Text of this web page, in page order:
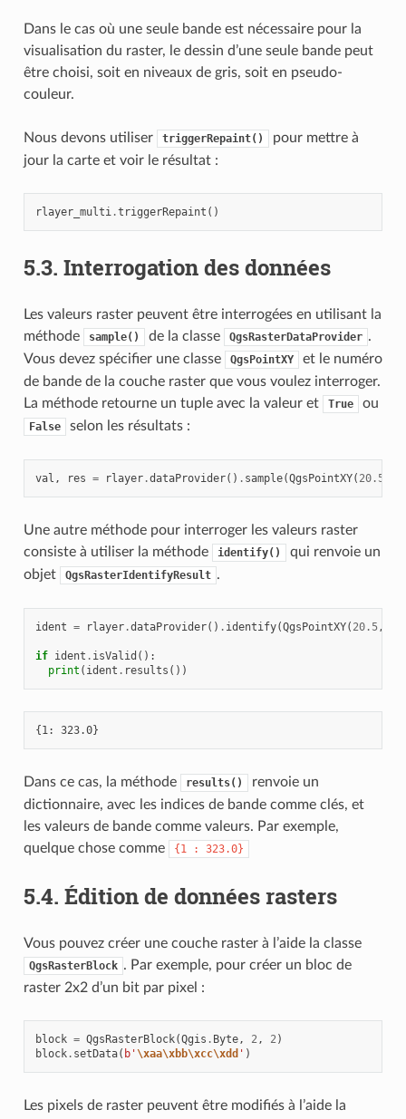
Dans le cas où une seule bande est nécessaire pour la
visualisation du raster, le dessin d’une seule bande peut
être choisi, soit en niveaux de gris, soit en pseudo-
couleur.
Nous devons utiliser triggerRepaint()
pour mettre à
jour la carte et voir le résultat :
rlayer_multi.triggerRepaint ()
5.3. Interrogation des données
Les valeurs raster peuvent être interrogées en utilisant la
méthode
sample() de la classe QgsRasterDataProvider .
Vous devez spécifier une classe
QgsPointXY
et le numéro
de bande de la couche raster que vous voulez interroger.
La méthode retourne un tuple avec la valeur et
True ou
False selon les résultats :
val , res = rlayer.dataProvider() . sample(QgsPointXY( 20.50
Une autre méthode pour interroger les valeurs raster
consiste à utiliser la méthode
identify()
qui renvoie un
objet
QgsRasterIdentifyResult .
ident = rlayer.dataProvider() . identify(QgsPointXY( 20.5,
if ident . isValid ():
print ( ident . results ())
Dans ce cas, la méthode results()
renvoie un
dictionnaire, avec les indices de bande comme clés, et
les valeurs de bande comme valeurs. Par exemple,
quelque chose comme
{1 : 323.0}
5.4. Édition de données rasters
Vous pouvez créer une couche raster à l’aide la classe
QgsRasterBlock . Par exemple, pour créer un bloc de
raster 2x2 d’un bit par pixel :
block = QgsRasterBlock(Qgis . Byte, 2, 2)
block. setData( b'\xaa\xbb\xcc\xdd ' )
Les pixels de raster peuvent être modifiés à l’aide la